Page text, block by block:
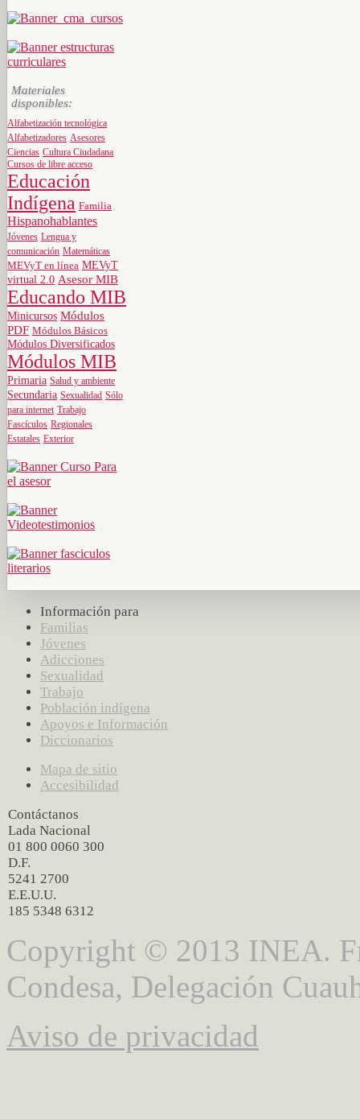
Materiales
disponibles:
Alfabetización tecnológica
Alfabetizadores Asesores
Ciencias Cultura Ciudadana
Cursos de libre acceso
Educación
Indígena Familia
Hispanohablantes
Jóvenes Lengua y
comunicación Matemáticas
MEVyT en línea MEVyT
virtual 2.0 Asesor MIB
Educando MIB
Minicursos Módulos
PDF Módulos Básicos
Módulos Diversificados
Módulos MIB
Primaria Salud y ambiente
Secundaria Sexualidad Sólo
para internet Trabajo
Fascículos Regionales
Estatales Exterior
Información para
Familias
Jóvenes
Adicciones
Sexualidad
Trabajo
Población indígena
Apoyos e Información
Diccionarios
Mapa de sitio
Accesibilidad
Contáctanos
Lada Nacional
01 800 0060 300
D.F.
5241 2700
E.E.U.U.
185 5348 6312
Copyright © 2013 INEA.
Condesa, Delegación
Aviso de privacidad